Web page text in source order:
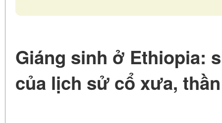
Giáng sinh ở Ethiopia:
của lịch sử cổ xưa,